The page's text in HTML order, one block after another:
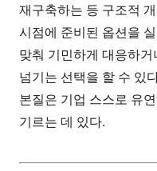
재구축하는 등 구조적
시점에 준비된 옵션을
맞춰 기민하게 대응하
넘기는 선택을 할 수 있
본질은 기업 스스로 유
기르는 데 있다.